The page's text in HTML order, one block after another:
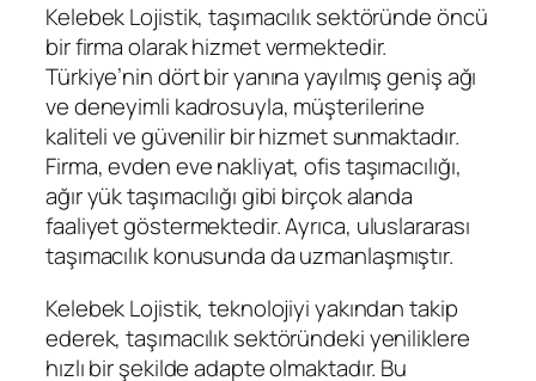
Kelebek Lojistik, taşımacılık sektöründe öncü
bir firma olarak hizmet vermektedir.
Türkiye’nin dört bir yanına yayılmış geniş ağı
ve deneyimli kadrosuyla, müşterilerine
kaliteli ve güvenilir bir hizmet sunmaktadır.
Firma, evden eve nakliyat, ofis taşımacılığı,
ağır yük taşımacılığı gibi birçok alanda
faaliyet göstermektedir. Ayrıca, uluslararası
taşımacılık konusunda da uzmanlaşmıştır.
Kelebek Lojistik, teknolojiyi yakından takip
ederek, taşımacılık sektöründeki yeniliklere
hızlı bir şekilde adapte olmaktadır. Bu